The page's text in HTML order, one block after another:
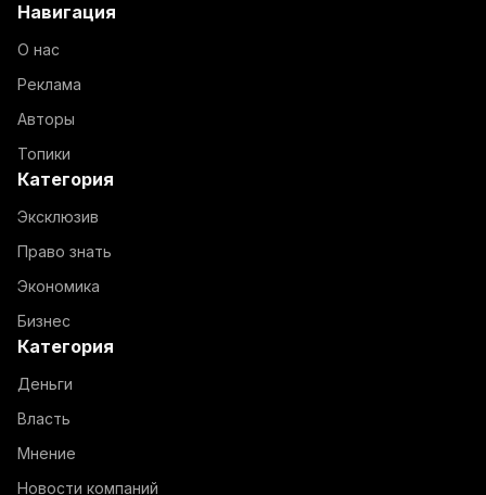
Навигация
О нас
Реклама
Авторы
Топики
Категория
Эксклюзив
Право знать
Экономика
Бизнес
Категория
Деньги
Власть
Мнение
Новости компаний